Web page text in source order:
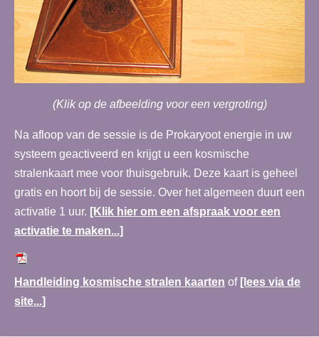
(Klik op de afbeelding voor een vergroting)
Na afloop van de sessie is de Prokaryoot energie in uw
systeem geactiveerd en krijgt u een kosmische
stralenkaart mee voor thuisgebruik. Deze kaart is geheel
gratis en hoort bij de sessie. Over het algemeen duurt een
activatie 1 uur. [Klik hier om een afspraak voor een
activatie te maken...]
Handleiding kosmische stralen kaarten of [lees via de
site...]